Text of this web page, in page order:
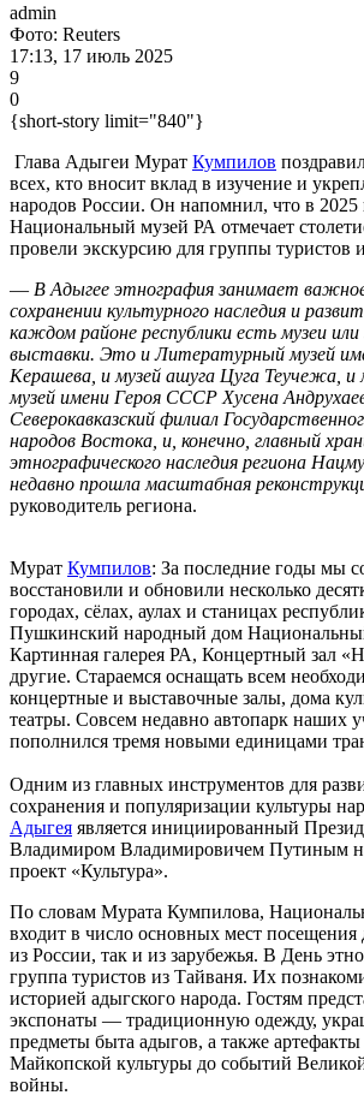
admin
Фото: Reuters
17:13, 17 июль 2025
9
0
{short-story limit="840"}
Глава Адыгеи Мурат Кумпилов
всех, кто вносит вклад в изучение и
народов России. Он напомнил, что в 2025
Национальный музей РА отмечает
провели экскурсию для группы туристов
— В Адыгее этнография занимает
сохранении культурного наследия и
каждом районе республики есть музеи
выставки. Это и Литературный музей
Керашева, и музей ашуга Цуга Теучежа, и
музей имени Героя СССР Хусена
Северокавказский филиал
народов Востока , и, конечно, главный
этнографического наследия региона
недавно прошла масштабная
руководитель региона.
Мурат Кумпилов: За последние годы мы
восстановили и обновили несколько
городах, сёлах, аулах и станицах
Пушкинский народный дом
Картинная галерея РА, Концертный зал
другие. Стараемся оснащать всем
концертные и выставочные залы, дома
театры. Совсем недавно автопарк наших
пополнился тремя новыми единицами
Одним из главных инструментов для
сохранения и популяризации культуры
Адыгея является инициированный
Владимиром Владимировичем Путиным
проект «Культура».
По словам Мурата Кумпилова,
входит в число основных мест посещения
из России, так и из зарубежья. В День
группа туристов из Тайваня. Их
историей адыгского народа. Гостям
экспонаты — традиционную одежду,
предметы быта адыгов, а также
Майкопской культуры до событий
войны.